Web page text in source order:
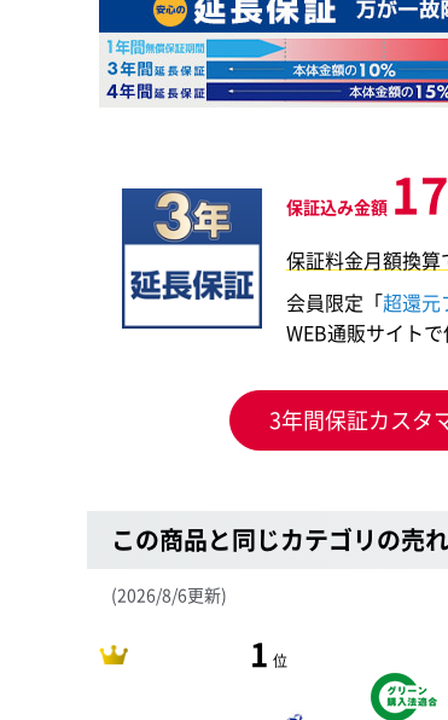
保証込み金額
保証料金月額換算
会員限定「超還元
WEB通販サイト
3年間保証カスタ
この商品と同じカテゴリの売
(2026/8/6更新)
1 位